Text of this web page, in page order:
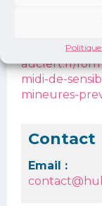
Politique
https://
auclert.fr/
midi-de-
mineures-
Contact
Email :